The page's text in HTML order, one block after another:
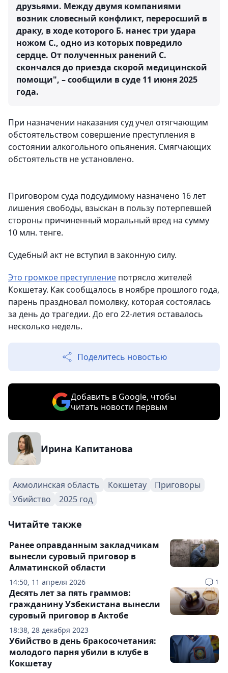
друзьями. Между двумя компаниями
возник словесный конфликт, переросший в
драку, в ходе которого Б. нанес три удара
ножом С., одно из которых повредило
сердце. От полученных ранений С.
скончался до приезда скорой медицинской
помощи", – сообщили в суде 11 июня 2025
года.
При назначении наказания суд учел отягчающим
обстоятельством совершение преступления в
состоянии алкогольного опьянения. Смягчающих
обстоятельств не установлено.
Приговором суда подсудимому назначено 16 лет
лишения свободы, взыскан в пользу потерпевшей
стороны причиненный моральный вред на сумму
10 млн. тенге.
Судебный акт не вступил в законную силу.
Это громкое преступление потрясло жителей
Кокшетау. Как сообщалось в ноябре прошлого года,
парень праздновал помолвку, которая состоялась
за день до трагедии. До его 22-летия оставалось
несколько недель.
Поделитесь новостью
Добавить в Google, чтобы
читать новости первым
Ирина Капитанова
Акмолинская область Кокшетау
Приговоры
Убийство
2025 год
Читайте также
14:50, 11 апреля 2026 1
Ранее оправданным закладчикам
вынесли суровый приговор в
Алматинской области
18:38, 28 декабря 2023
Десять лет за пять граммов:
гражданину Узбекистана вынесли
суровый приговор в Актобе
Убийство в день бракосочетания:
молодого парня убили в клубе в
Кокшетау